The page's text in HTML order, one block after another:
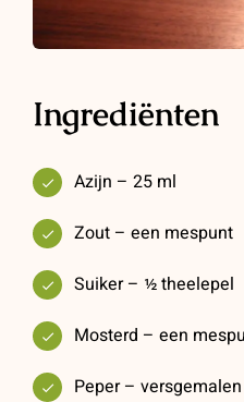
Ingrediënten
Azijn – 25 ml
Zout – een mespunt
Suiker – ½ theelepel
Mosterd – een
Peper – versgemalen